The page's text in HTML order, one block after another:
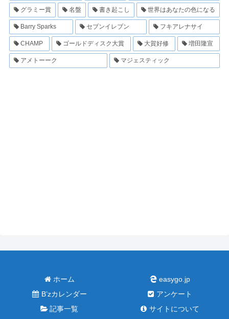
グラミー賞 名盤 書き起こし 世界はあなたの色になる
Barry Sparks セブンイレブン フキアレナサイ
CHAMP ゴールドディスク大賞 大賀好修 増田隆宣
アメトーーク マジェスティック
ホーム
easygo.jp
B’zカレンダー
アンケート
記事一覧
サイトについて